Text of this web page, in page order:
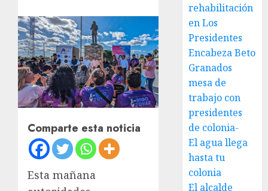
Comparte esta noticia
Esta mañana
rehabilitación
en Los
Presidentes
Encabeza Beto
Granados
mesa de
trabajo con
presidentes
de colonia-
El agua llega
hasta tu
colonia
El alcalde